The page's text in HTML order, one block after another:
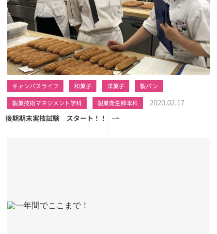
キャンパスライフ 和菓子 洋菓子 製パン
製菓技術マネジメント学科 製菓衛生師本科 2020.02.17
後期期末実技試験 スタート！！